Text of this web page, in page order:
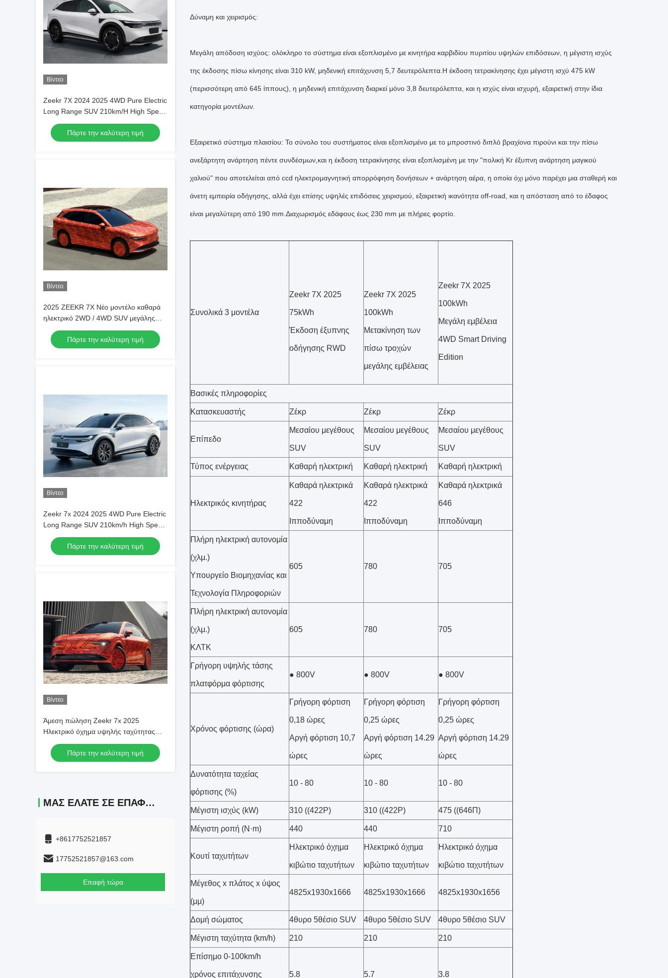
Βίντεο
Zeekr 7X 2024 2025 4WD Pure Electric
Long Range SUV 210km/H High Speed
Αριστερά Νέο μοντέλο Zeekr 7X Νέο
αυτοκίνητοΠάρτε την καλύτερη τιμή
Βίντεο
2025 ZEEKR 7X Νέο μοντέλο καθαρά
ηλεκτρικό 2WD / 4WD SUV μεγάλης
εμβέλειας Μεγάλη ταχύτητα 210km / h
Νέο ενεργειακό όχημα
Πάρτε την καλύτερη τιμή
Βίντεο
Zeekr 7x 2024 2025 4WD Pure Electric
Long Range SUV 210km/h High Speed
LHD Νέο μοντέλο ZEEKR 7X Νέο
ενεργειακό αυτοκίνητο
Πάρτε την καλύτερη τιμή
Βίντεο
Άμεση πώληση Zeekr 7x 2025
Ηλεκτρικό όχημα υψηλής ταχύτητας
Αυτοκίνητο Geely Zeekr 7x 4wd Νέα
ενέργεια οχήματα Zeekr Αυτοκίνητο
Πάρτε την καλύτερη τιμή
ΜΑΣ ΕΛΆΤΕ ΣΕ ΕΠΑΦΉ ΜΕ
+8617752521857
17752521857@163.com
Επαφή τώρα
Δύναμη και χειρισμός:
Μεγάλη απόδοση ισχύος: ολόκληρο το σύστημα είναι εξοπλισμένο με κινητήρα καρβιδίου πυριτίου υψηλών επιδόσεων, η μέγιστη ισχύς
της έκδοσης πίσω κίνησης είναι 310 kW, μηδενική επιτάχυνση 5,7 δευτερόλεπτα.Η έκδοση τετρακίνησης έχει μέγιστη ισχύ 475 kW
(περισσότερη από 645 ίππους), η μηδενική επιτάχυνση διαρκεί μόνο 3,8 δευτερόλεπτα, και η ισχύς είναι ισχυρή, εξαιρετική στην ίδια
κατηγορία μοντέλων.
Εξαιρετικό σύστημα πλαισίου: Το σύνολο του συστήματος είναι εξοπλισμένο με το μπροστινό διπλό βραχίονα πιρούνι και την πίσω
ανεξάρτητη ανάρτηση πέντε συνδέσμων,και η έκδοση τετρακίνησης είναι εξοπλισμένη με την "πολική Kr έξυπνη ανάρτηση μαγικού
χαλιού" που αποτελείται από ccd ηλεκτρομαγνητική απορρόφηση δονήσεων + ανάρτηση αέρα, η οποία όχι μόνο παρέχει μια σταθερή και
άνετη εμπειρία οδήγησης, αλλά έχει επίσης υψηλές επιδόσεις χειρισμού, εξαιρετική ικανότητα off-road, και η απόσταση από το έδαφος
είναι μεγαλύτερη από 190 mm.Διαχωρισμός εδάφους έως 230 mm με πλήρες φορτίο.
Συνολικά 3 μοντέλα
Zeekr 7X 2025
75kWh
Έκδοση έξυπνης
οδήγησης RWD
Zeekr 7X 2025
100kWh
Μετακίνηση των
πίσω τροχών
μεγάλης εμβέλειας
Zeekr 7X 2025
100kWh
Μεγάλη εμβέλεια
4WD Smart Driving
Edition
Βασικές πληροφορίες
Κατασκευαστής Ζέκρ Ζέκρ Ζέκρ
Επίπεδο
Μεσαίου μεγέθους
SUV
Μεσαίου μεγέθους
SUV
Μεσαίου μεγέθους
SUV
Τύπος ενέργειας Καθαρή ηλεκτρική Καθαρή ηλεκτρική Καθαρή ηλεκτρική
Ηλεκτρικός κινητήρας
Καθαρά ηλεκτρικά
422
Ιπποδύναμη
Καθαρά ηλεκτρικά
422
Ιπποδύναμη
Καθαρά ηλεκτρικά
646
Ιπποδύναμη
Πλήρη ηλεκτρική αυτονομία
(χλμ.)
Υπουργείο Βιομηχανίας και
Τεχνολογία Πληροφοριών
605 780 705
Πλήρη ηλεκτρική αυτονομία
(χλμ.)
ΚΛΤΚ
605 780 705
Γρήγορη υψηλής τάσης
πλατφόρμα φόρτισης
● 800V ● 800V ● 800V
Χρόνος φόρτισης (ώρα)
Γρήγορη φόρτιση
0,18 ώρες
Αργή φόρτιση 10,7
ώρες
Γρήγορη φόρτιση
0,25 ώρες
Αργή φόρτιση 14.29
ώρες
Γρήγορη φόρτιση
0,25 ώρες
Αργή φόρτιση 14.29
ώρες
Δυνατότητα ταχείας
φόρτισης (%)
10 - 80 10 - 80 10 - 80
Μέγιστη ισχύς (kW) 310 ((422P) 310 ((422P) 475 ((646Π)
Μέγιστη ροπή (N·m) 440 440 710
Κουτί ταχυτήτων
Ηλεκτρικό όχημα
κιβώτιο ταχυτήτων
Ηλεκτρικό όχημα
κιβώτιο ταχυτήτων
Ηλεκτρικό όχημα
κιβώτιο ταχυτήτων
Μέγεθος x πλάτος x ύψος
(μμ)
4825x1930x1666 4825x1930x1666 4825x1930x1656
Δομή σώματος 4θυρο 5θέσιο SUV 4θυρο 5θέσιο SUV 4θυρο 5θέσιο SUV
Μέγιστη ταχύτητα (km/h) 210 210 210
Επίσημο 0-100km/h
χρόνος επιτάχυνσης 5.8 5.7 3.8